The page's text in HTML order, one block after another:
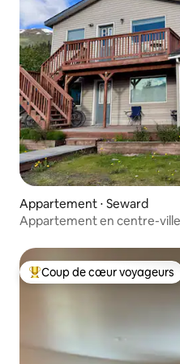
Appartement ⋅ Seward
Appartement en centre-
Coups de cœur voyageurs
Coup de cœur voyageurs